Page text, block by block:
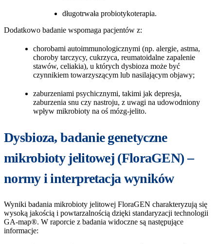
długotrwała probiotykoterapia.
Dodatkowo badanie wspomaga pacjentów z:
chorobami autoimmunologicznymi (np. alergie, astma,
choroby tarczycy, cukrzyca, reumatoidalne zapalenie
stawów, celiakia), u których dysbioza może być
czynnikiem towarzyszącym lub nasilającym objawy;
zaburzeniami psychicznymi, takimi jak depresja,
zaburzenia snu czy nastroju, z uwagi na udowodniony
wpływ mikrobioty na oś mózg-jelito.
Dysbioza, badanie genetyczne
mikrobioty jelitowej (FloraGEN) –
normy i interpretacja wyników
Wyniki badania mikrobioty jelitowej FloraGEN charakteryzują się
wysoką jakością i powtarzalnością dzięki standaryzacji technologii
GA-map®. W raporcie z badania widoczne są następujące
informacje: